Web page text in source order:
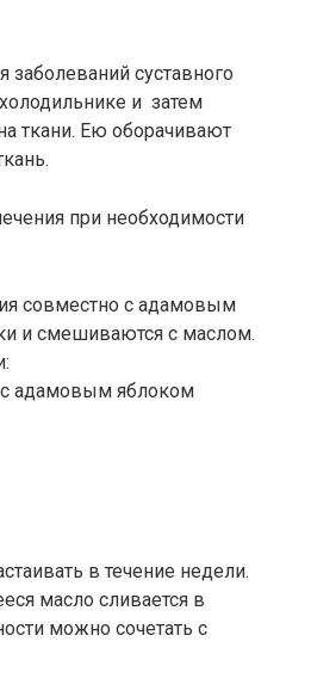
заболеваний суставного
и затем
ткани. Ею оборачивают
при необходимости
совместно с адамовым
и смешиваются с маслом.
в течение недели.
масло сливается в
можно сочетать с